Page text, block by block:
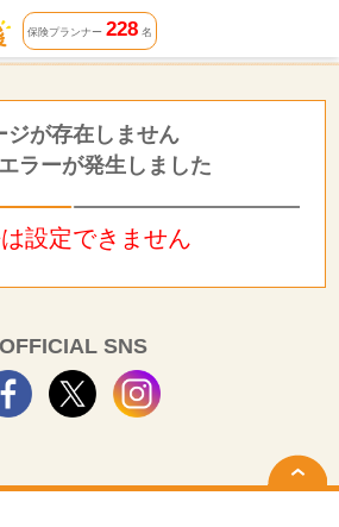
保険プランナー 228名
ジが存在しません
ラーが発生しました
設定できません
OFFICIAL SNS